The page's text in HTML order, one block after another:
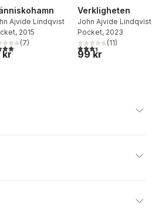
röster:
Ajvide Lindqvist
, 2015
5 stjärnor. Totalt antal röster:
(7)
kr
Verkligheten
John Ajvide Lindqvist
Pocket, 2023
3,4utav 5 stjärnor.
(11)
99 kr